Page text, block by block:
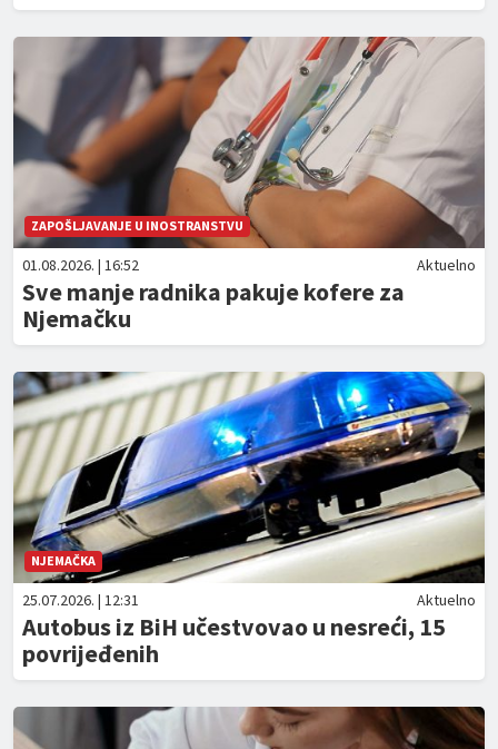
ZAPOŠLJAVANJE U INOSTRANSTVU
01.08.2026. | 16:52 Aktuelno
Sve manje radnika pakuje kofere za
Njemačku
NJEMAČKA
25.07.2026. | 12:31 Aktuelno
Autobus iz BiH učestvovao u nesreći, 15
povrijeđenih